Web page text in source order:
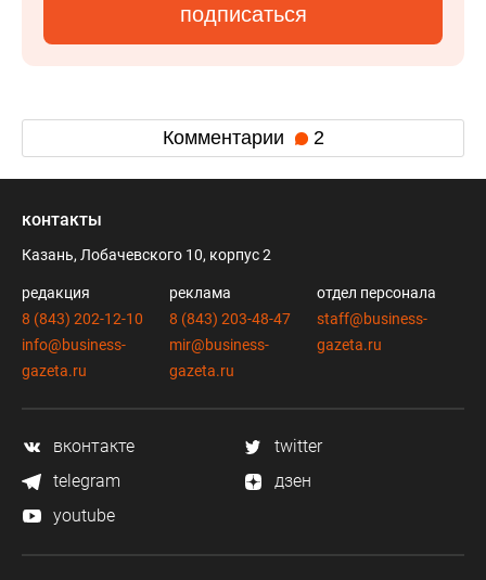
подписаться
Комментарии 2
контакты
Казань, Лобачевского 10, корпус 2
редакция
8 (843) 202-12-10
info@business-
gazeta.ru
реклама
8 (843) 203-48-47
mir@business-
gazeta.ru
отдел персонала
staff@business-
gazeta.ru
вконтакте
twitter
telegram
дзен
youtube